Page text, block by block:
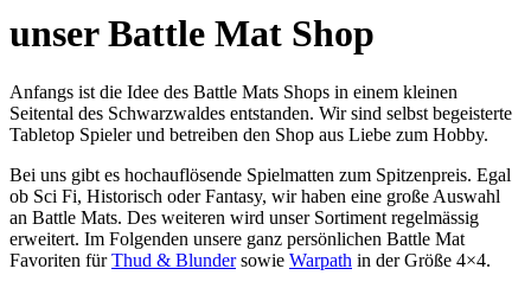
unser Battle Mat Shop
Anfangs ist die Idee des Battle Mats Shops in einem kleinen
Seitental des Schwarzwaldes entstanden. Wir sind selbst begeisterte
Tabletop Spieler und betreiben den Shop aus Liebe zum Hobby.
Bei uns gibt es hochauflösende Spielmatten zum Spitzenpreis. Egal
ob Sci Fi, Historisch oder Fantasy, wir haben eine große Auswahl
an Battle Mats. Des weiteren wird unser Sortiment regelmässig
erweitert. Im Folgenden unsere ganz persönlichen Battle Mat
Favoriten fürThud & Blundersowie Warpath in der Größe 4×4.